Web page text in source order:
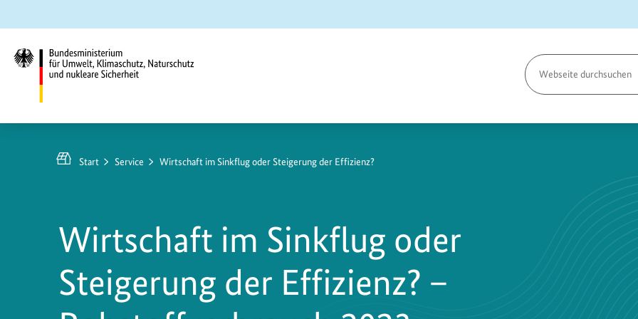
Hauptinhalt
springen
Suche
springen
Hauptnavigation
springen
Umwelt,
Klimaschutz,
nukleare
Sicherheit
Seite
durchsuchen
Start Service Wirtschaft im Sinkflug oder Steigerung der Effizienz?
Wirtschaft im Sinkflug oder
Steigerung der Effizienz? –